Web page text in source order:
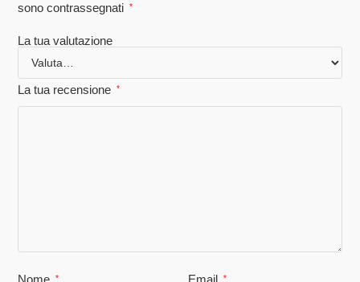
sono contrassegnati
*
La tua valutazione
La tua recensione *
* *